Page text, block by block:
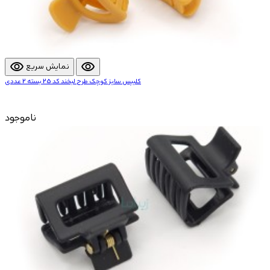
visibility نمایش سریع visibility
کلیپس سایز کوچک طرح لبخند کد 25 بسته 2 عددی
ناموجود